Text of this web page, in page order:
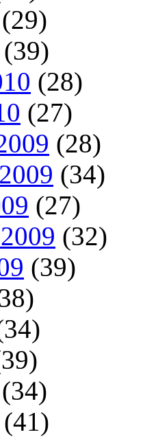
(29)
(39)
(28)
(27)
(28)
(34)
(27)
(32)
(39)
(34)
(41)